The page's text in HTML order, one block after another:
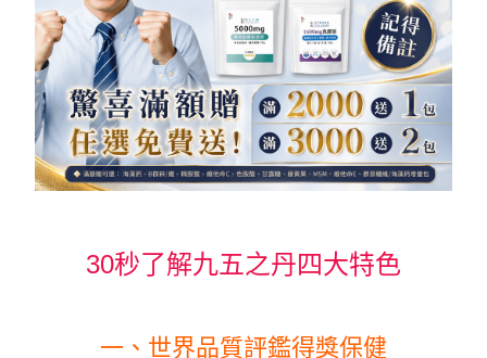
30秒了解九五之丹四大特色
一、世界品質評鑑得獎保健